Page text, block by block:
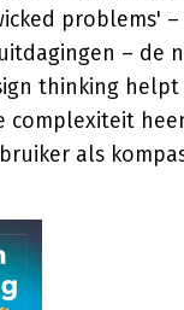
problems'
– de
thinking
complexiteit
als